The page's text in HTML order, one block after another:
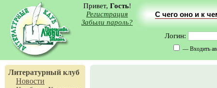
Привет, Гость!
Регистрация
Забыли пароль?
С чего оно и к
Логин:
— Входить
Литературный клуб
Новости